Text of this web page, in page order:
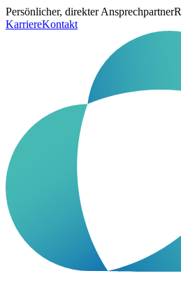
Persönlicher, direkter Ansprechpartner
KarriereKontakt